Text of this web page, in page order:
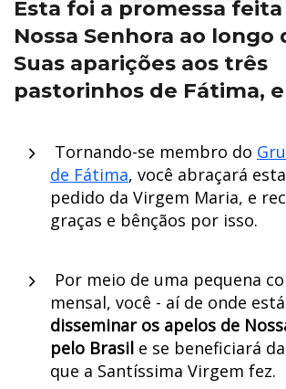
Esta foi a promessa
Nossa Senhora ao longo
Suas aparições aos três
pastorinhos de Fátima,
Tornando-se membro do
de Fátima, você abraçará
pedido da Virgem Maria, e
graças e bênçãos por isso.
Por meio de uma pequena
mensal, você - aí de onde
disseminar os apelos de
pelo Brasil e se beneficiará
que a Santíssima Virgem fez.